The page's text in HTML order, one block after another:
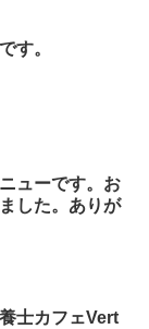
す。
ューです。お
した。ありが
士カフェVert